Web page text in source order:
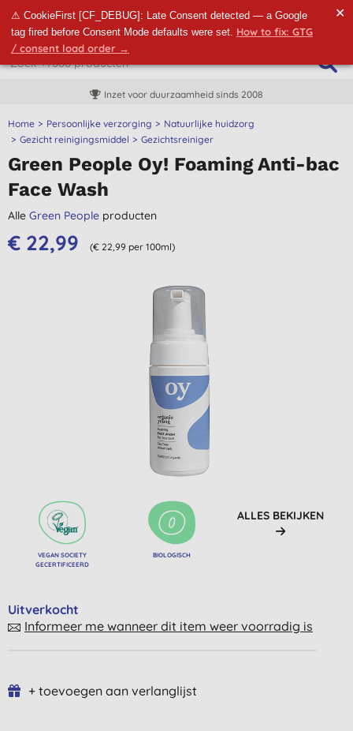
⚠ CookieFirst [CF_DEBUG]: Late Consent detected — a Google
tag fired before Consent Mode defaults were set. How to fix: GTG
/ consent load order →
✕
Inzet voor duurzaamheid sinds 2008
Home Persoonlijke verzorging
Natuurlijke huidzorg
Gezicht reinigingsmiddel
Gezichtsreiniger
Green People Oy! Foaming Anti-bac
Face Wash
Alle Green People producten
€ 22,99 (€ 22,99 per 100ml)
VEGAN SOCIETY
GECERTIFICEERD
BIOLOGISCH
ALLES BEKIJKEN
Uitverkocht
Informeer me wanneer dit item weer voorradig is
+ toevoegen aan verlanglijst